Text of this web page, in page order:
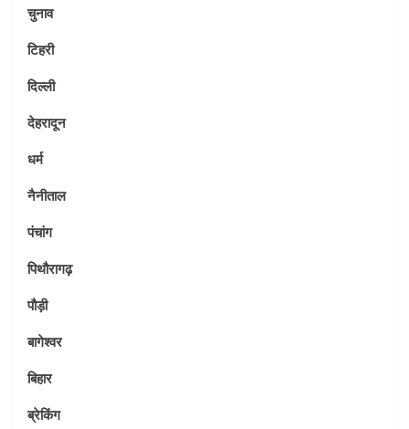
चुनाव
टिहरी
दिल्ली
देहरादून
धर्म
नैनीताल
पंचांग
पिथौरागढ़
पौड़ी
बागेश्वर
बिहार
ब्रेकिंग